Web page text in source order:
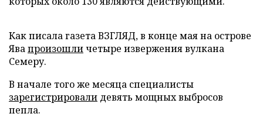
Как писала газета ВЗГЛЯД, в конце мая на острове
Явапроизошличетыре извержения вулкана
Семеру.
В начале того же месяца специалисты
зарегистрировали девять мощных выбросов
пепла.